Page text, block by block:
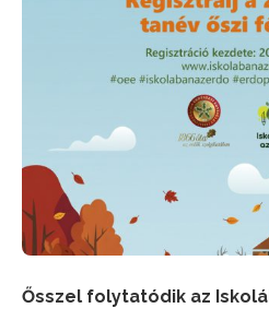
Ősszel folytatódik az